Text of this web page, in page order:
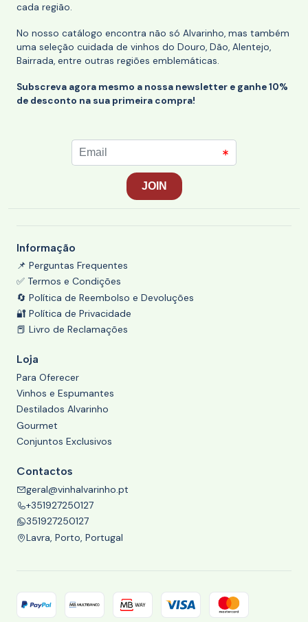
cada região.
No nosso catálogo encontra não só Alvarinho, mas também
uma seleção cuidada de vinhos do Douro, Dão, Alentejo,
Bairrada, entre outras regiões emblemáticas.
Subscreva agora mesmo a nossa newsletter e ganhe 10%
de desconto na sua primeira compra!
Informação
📌 Perguntas Frequentes
✅ Termos e Condições
🔄 Política de Reembolso e Devoluções
🔐 Política de Privacidade
📕 Livro de Reclamações
Loja
Para Oferecer
Vinhos e Espumantes
Destilados Alvarinho
Gourmet
Conjuntos Exclusivos
Contactos
geral@vinhalvarinho.pt
+351927250127
351927250127
Lavra, Porto, Portugal